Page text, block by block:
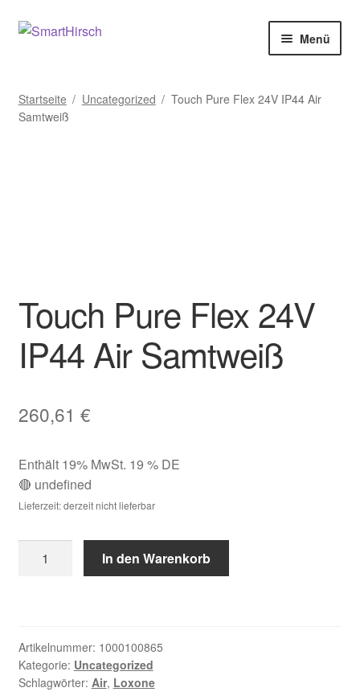
Menü
Startseite / Uncategorized / Touch Pure Flex 24V IP44 Air
Samtweiß
Touch Pure Flex 24V
IP44 Air Samtweiß
260,61 €
Enthält 19% MwSt. 19 % DE
🔴 undefined
Lieferzeit: derzeit nicht lieferbar
Air
Samtweiß
Menge
In den Warenkorb
Artikelnummer: 1000100865
Kategorie: Uncategorized
Schlagwörter: Air, Loxone